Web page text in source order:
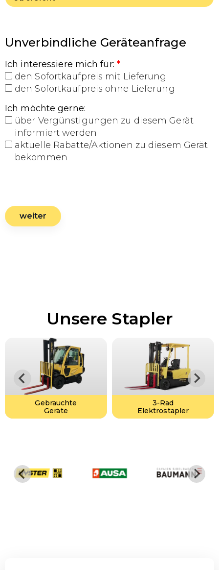
Unverbindliche Geräteanfrage
Ich interessiere mich für: *
den Sofortkaufpreis mit Lieferung
den Sofortkaufpreis ohne Lieferung
Ich möchte gerne:
über Vergünstigungen zu diesem Gerät
informiert werden
aktuelle Rabatte/Aktionen zu diesem Gerät
bekommen
weiter
Unsere Stapler
Gebrauchte
Geräte
3-Rad
Elektrostapler